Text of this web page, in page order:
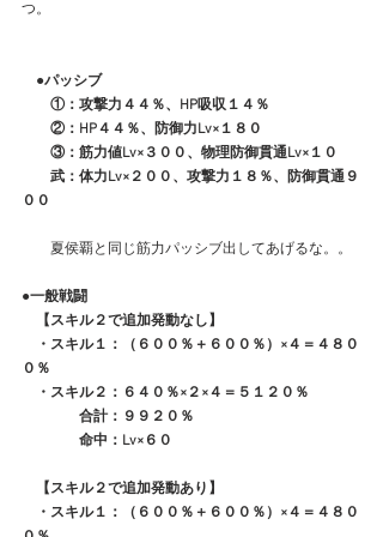
つ。
●パッシブ
①：攻撃力４４％、HP吸収１４％
②：HP４４％、防御力Lv×１８０
③：筋力値Lv×３００、物理防御貫通Lv×１０
武：体力Lv×２００、攻撃力１８％、防御貫通９
００
夏侯覇と同じ筋力パッシブ出してあげるな。。
●一般戦闘
【スキル２で追加発動なし】
・スキル１：（６００％＋６００％）×４＝４８０
０％
・スキル２：６４０％×２×４＝５１２０％
合計：９９２０％
命中：Lv×６０
【スキル２で追加発動あり】
・スキル１：（６００％＋６００％）×４＝４８０